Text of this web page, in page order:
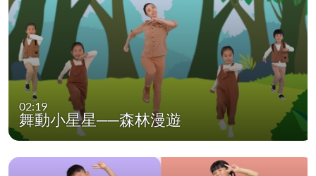
02:19
舞動小星星──森林漫遊